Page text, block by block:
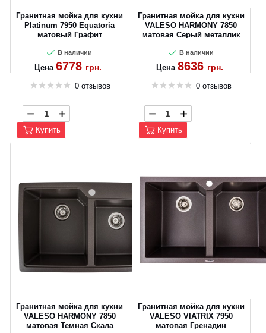
Гранитная мойка для кухни
Platinum 7950 Equatoria
матовый Графит
В наличии
Цена 6778 грн.
0 отзывов
Купить
Гранитная мойка для кухни
VALESO HARMONY 7850
матовая Серый металлик
В наличии
Цена 8636 грн.
0 отзывов
Купить
Гранитная мойка для кухни
VALESO HARMONY 7850
матовая Темная Скала
Гранитная мойка для кухни
VALESO VIATRIX 7950
матовая Гренадин